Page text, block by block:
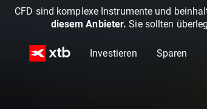
CFD sind komplexe Instrumente und
diesem Anbieter. Sie sollten
Investieren Sparen